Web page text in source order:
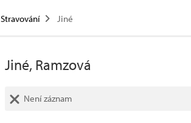
Stravování Jiné
Jiné, Ramzová
Není záznam